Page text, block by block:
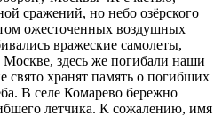
сражений, но небо озёрского
ожесточенных воздушных
вражеские самолеты,
Москве, здесь же погибали наши
свято хранят память о погибших
В селе Комарево бережно
летчика. К сожалению, имя